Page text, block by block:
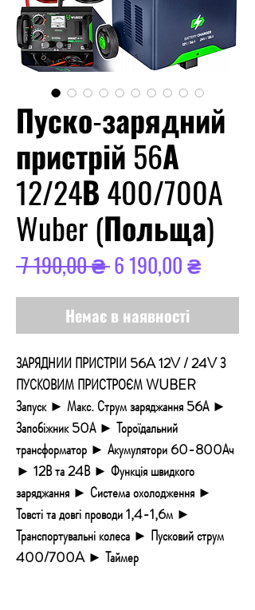
Пуско-зарядний
пристрій 56А
12/24В 400/700A
Wuber (Польща)
7 190,00 ₴ Звичайна
ціна
6 190,00 ₴За
Немає в наявності
ЗАРЯДНИЙ ПРИСТРІЙ 56A 12V / 24V З
ПУСКОВИМ ПРИСТРОЄМ WUBER
Запуск ► Макс. Струм заряджання 56А ►
Запобіжник 50А ► Тороїдальний
трансформатор ► Акумулятори 60-800Ач
► 12В та 24В ► Функція швидкого
заряджання ► Система охолодження ►
Товсті та довгі проводи 1,4-1,6м ►
Транспортувальні колеса ► Пусковий струм
400/700A ► Таймер